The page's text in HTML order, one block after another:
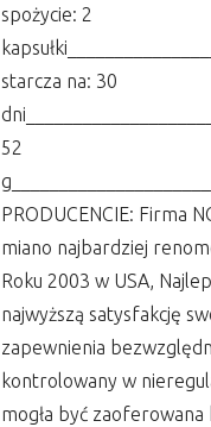
spożycie: 2
starcza na: 30
52
PRODUCENCIE: Firma
miano najbardziej
Roku 2003 w USA,
najwyższą satysfakcję
zapewnienia
kontrolowany w
mogła być